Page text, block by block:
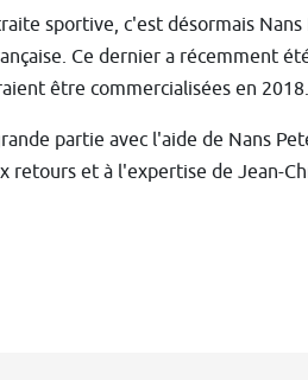
sportive, c'est désormais
Ce dernier a récemment
être commercialisées en 2018.
partie avec l'aide de Nans
retours et à l'expertise de Jean-